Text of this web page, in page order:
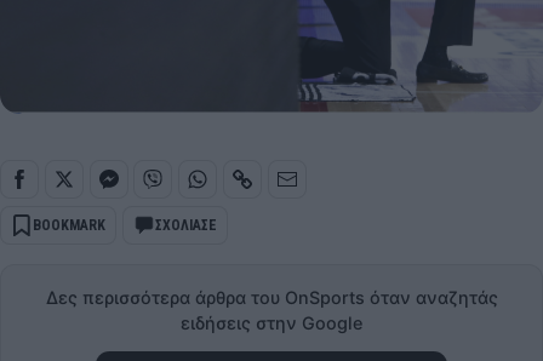
BOOKMARK ΣΧΟΛΙΑΣΕ
Δες περισσότερα άρθρα του OnSports όταν αναζητάς
ειδήσεις στην Google